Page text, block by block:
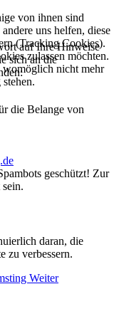
auf Ihre Hinweise
sich an die
die Belange von
geschützt! Zur
daran, die
zu verbessern.
Weiter
von ihnen sind
uns helfen, diese
(Tracking Cookies).
zulassen möchten.
womöglich nicht mehr